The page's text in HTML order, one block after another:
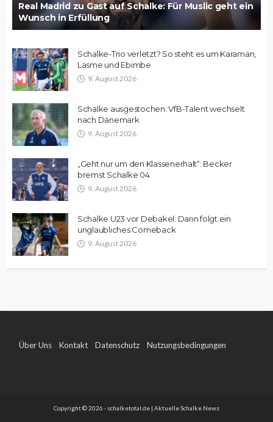
Real Madrid zu Gast auf Schalke: Für Muslic geht ein
Wunsch in Erfüllung
Schalke-Trio verletzt? So steht es um Karaman,
Lasme und Ebimbe
9. August 2026
Schalke ausgestochen: VfB-Talent wechselt
nach Dänemark
9. August 2026
„Geht nur um den Klassenerhalt“: Becker
bremst Schalke 04
9. August 2026
Schalke U23 vor Debakel: Dann folgt ein
unglaubliches Comeback
9. August 2026
Über Uns Kontakt Datenschutz Nutzungsbedingungen
Copyright © 2026 - schalketotal.de | Aktuelle Schalke News